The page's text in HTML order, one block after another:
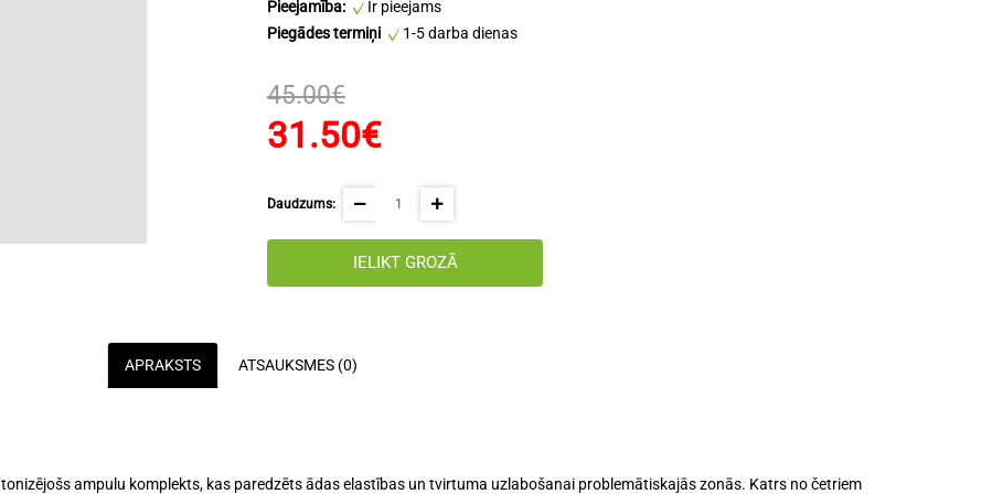
Pieejamība:
Ir pieejams
Piegādes termiņi
1-5 darba dienas
45.00€
31.50€
Daudzums:
IELIKT GROZĀ
APRAKSTS ATSAUKSMES (0)
tonizējošs ampulu komplekts, kas paredzēts ādaselastības un tvirtuma uzlabošanai problemātiskajās zonās. Katrs no četriem